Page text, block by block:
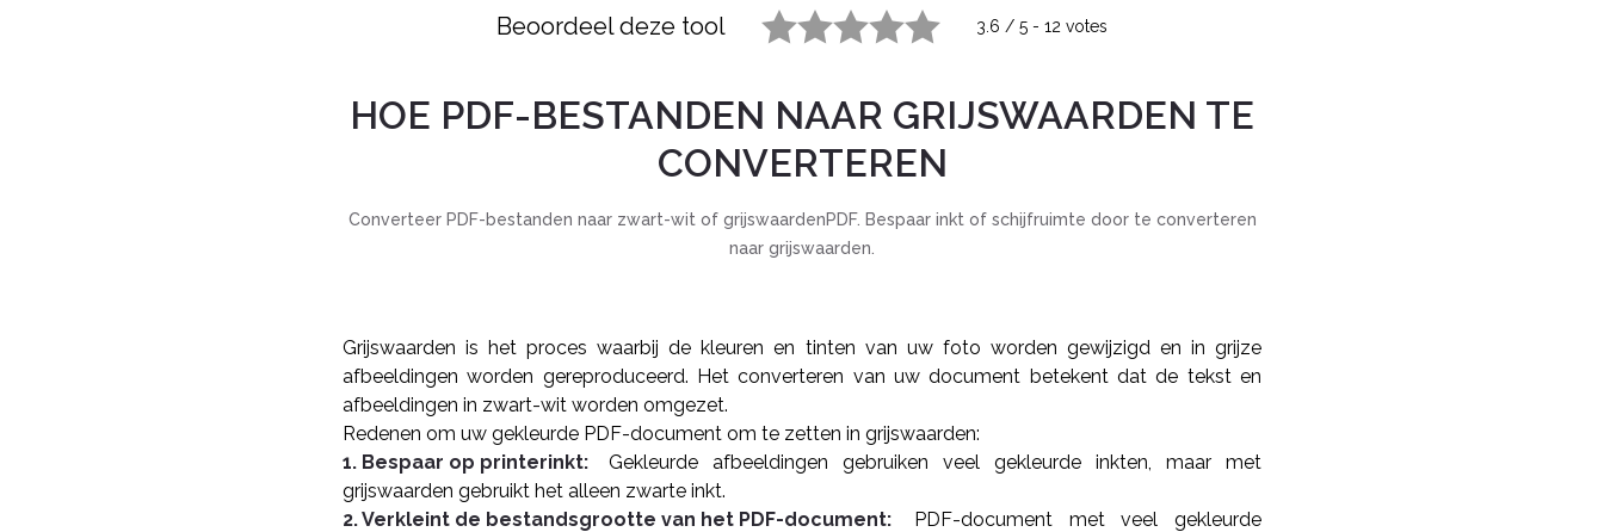
Beoordeel deze tool 3.6 / 5 - 12 votes
HOE PDF-BESTANDEN NAAR GRIJSWAARDEN TE
CONVERTEREN
Converteer PDF-bestanden naar zwart-wit of grijswaardenPDF. Bespaar inkt of schijfruimte door te converteren
naar grijswaarden.
Grijswaarden is het proces waarbij de kleuren en tinten van uw foto worden gewijzigd en in grijze
afbeeldingen worden gereproduceerd. Het converteren van uw document betekent dat de tekst en
afbeeldingen in zwart-wit worden omgezet.
Redenen om uw gekleurde PDF-document om te zetten in grijswaarden:
1. Bespaar op printerinkt:
Gekleurde afbeeldingen gebruiken veel gekleurde inkten, maar met
grijswaarden gebruikt het alleen zwarte inkt.
2. Verkleint de bestandsgrootte van het PDF-document:
PDF-document met veel gekleurde